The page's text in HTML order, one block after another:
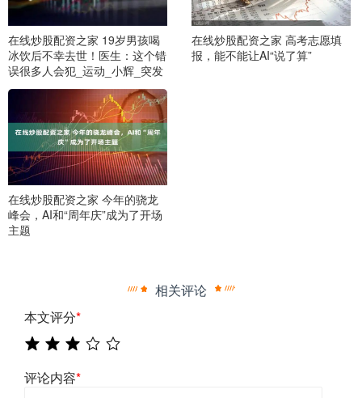
在线炒股配资之家 19岁男孩喝
冰饮后不幸去世！医生：这个错
误很多人会犯_运动_小辉_突发
在线炒股配资之家 高考志愿填
报，能不能让AI“说了算”
在线炒股配资之家 今年的骁龙
峰会，AI和“周年庆”成为了开场
主题
相关评论
本文评分*
评论内容*